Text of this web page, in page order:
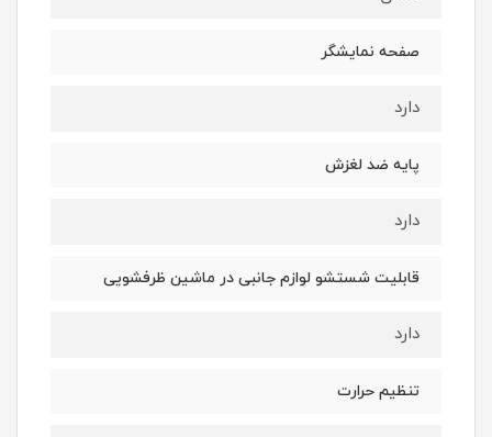
صفحه نمایشگر
دارد
پایه ضد لغزش
دارد
قابلیت شستشو لوازم جانبی در ماشین ظرفشویی
دارد
تنظیم حرارت